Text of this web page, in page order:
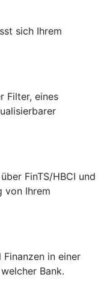
sich Ihrem
Filter, eines
FinTS/HBCI und
von Ihrem
in einer
Bank.